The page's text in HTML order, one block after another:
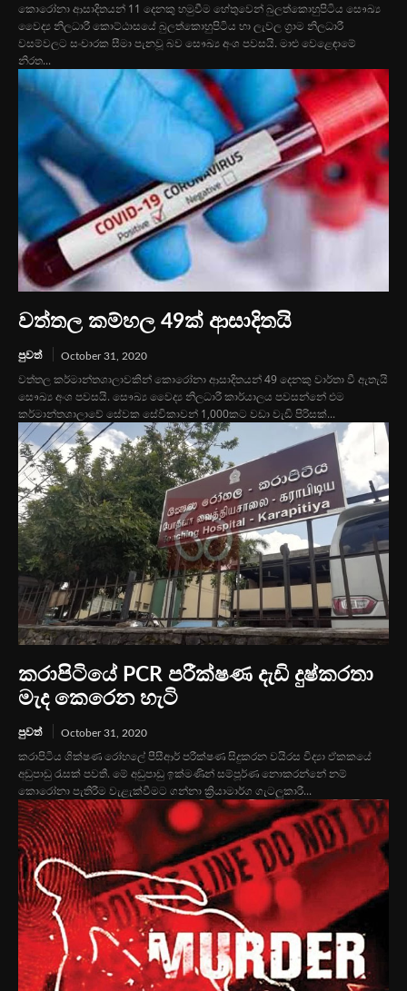
කොරෝනා ආසාදිතයන් 11 දෙනකු හමුවීම හේතුවෙන් බුලත්කොහුපිටිය සෞඛ්‍ය
වෛද්‍ය නිලධාරී කොට්ඨාසයේ බුලත්කොහුපිටිය හා ලැවල ග්‍රාම නිලධාරී
වසම්වලට සංචාරක සීමා පැනවූ බව සෞඛ්‍ය අංශ පවසයි. මාළු වෙළෙඳාමේ
නිරත...
වත්තල කම්හල 49ක් ආසාදිතයි
පුවත් October 31, 2020
වත්තල කර්මාන්තශාලාවකින් කොරෝනා ආසාදිතයන් 49 දෙනකු වාර්තා වී ඇතැයි
සෞඛ්‍ය අංශ පවසයි. සෞඛ්‍ය වෛද්‍ය නිලධාරී කාර්යාලය පවසන්නේ එම
කර්මාන්තශාලාවේ සේවක සේවිකාවන් 1,000කට වඩා වැඩි පිරිසක්...
කරාපිටියේ PCR පරීක්ෂණ දැඩි දුෂ්කරතා
මැද කෙරෙන හැටි
පුවත් October 31, 2020
කරාපිටිය ශික්ෂණ රෝහලේ පීසීආර් පරීක්ෂණ සිදුකරන වයිරස විද්‍යා ඒකකයේ
අඩුපාඩු රැසක් පවතී. මේ අඩුපාඩු ඉක්මණින් සම්පූර්ණ නොකරන්නේ නම්
කොරෝනා පැතිරීම වැළැක්වීමට ගන්නා ක්‍රියාමාර්ග ගැටලුකාරී...